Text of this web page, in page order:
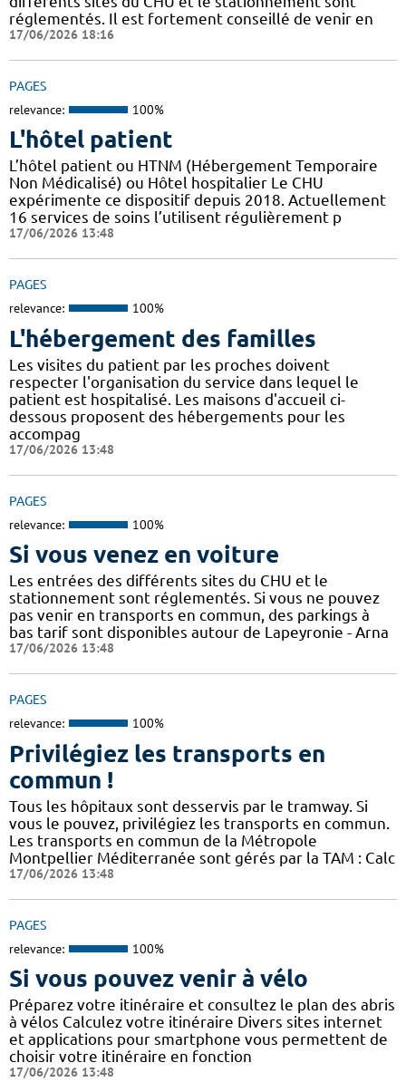
réglementés. Il est fortement conseillé de venir en
17/06/2026 18:16
PAGES
relevance: 100%
L'hôtel patient
L’hôtel patient ​​ou HTNM (Hébergement Temporaire
Non Médicalisé)​​​​​​ ou Hôtel hospitalier Le CHU
expérimente ce dispositif depuis 2018. Actuellement
16 services de soins l’utilisent régulièrement p
17/06/2026 13:48
PAGES
relevance: 100%
L'hébergement des familles
Les visites du patient par les proches doivent
respecter l'organisation du service dans lequel le
patient est hospitalisé. Les maisons d'accueil ci-
dessous proposent des hébergements pour les
accompag
17/06/2026 13:48
PAGES
relevance: 100%
Si vous venez en voiture
Les entrées des différents sites du CHU et le
stationnement sont réglementés. Si vous ne pouvez
pas venir en transports en commun, des parkings à
bas tarif sont disponibles autour de Lapeyronie - Arna
17/06/2026 13:48
PAGES
relevance: 100%
Privilégiez les transports en
commun !
Tous les hôpitaux sont desservis par le tramway. Si
vous le pouvez, privilégiez les transports en commun.
Les transports en commun de la Métropole
Montpellier Méditerranée sont gérés par la TAM : Calc
17/06/2026 13:48
PAGES
relevance: 100%
Si vous pouvez venir à vélo
Préparez votre itinéraire et consultez le plan des abris
à vélos Calculez votre itinéraire Divers sites internet
et applications pour smartphone vous permettent de
choisir votre itinéraire en fonction
17/06/2026 13:48